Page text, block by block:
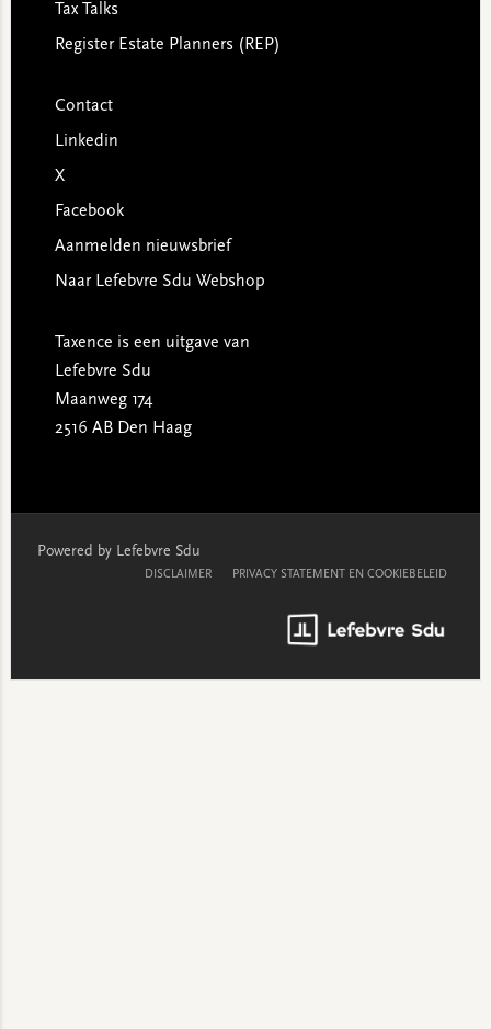
Tax Talks
Register Estate Planners (REP)
Contact
Linkedin
X
Facebook
Aanmelden nieuwsbrief
Naar Lefebvre Sdu Webshop
Taxence is een uitgave van
Lefebvre Sdu
Maanweg 174
2516 AB Den Haag
Powered by Lefebvre Sdu
DISCLAIMER PRIVACY STATEMENT EN COOKIEBELEID